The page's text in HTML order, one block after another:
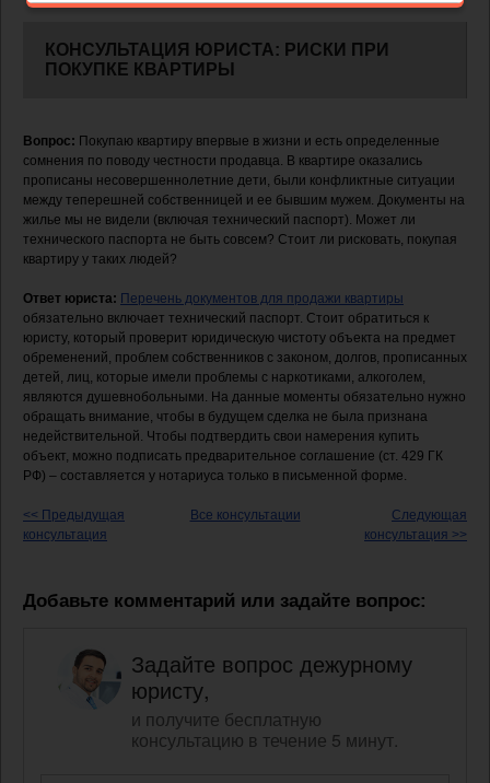
КОНСУЛЬТАЦИЯ ЮРИСТА: РИСКИ ПРИ
ПОКУПКЕ КВАРТИРЫ
Вопрос: Покупаю квартиру впервые в жизни и есть определенные
сомнения по поводу честности продавца. В квартире оказались
прописаны несовершеннолетние дети, были конфликтные ситуации
между теперешней собственницей и ее бывшим мужем. Документы на
жилье мы не видели (включая технический паспорт). Может ли
технического паспорта не быть совсем? Стоит ли рисковать, покупая
квартиру у таких людей?
Ответ юриста: Перечень документов для продажи квартиры
обязательно включает технический паспорт. Стоит обратиться к
юристу, который проверит юридическую чистоту объекта на предмет
обременений, проблем собственников с законом, долгов, прописанных
детей, лиц, которые имели проблемы с наркотиками, алкоголем,
являются душевнобольными. На данные моменты обязательно нужно
обращать внимание, чтобы в будущем сделка не была признана
недействительной. Чтобы подтвердить свои намерения купить
объект, можно подписать предварительное соглашение (ст. 429 ГК
РФ) – составляется у нотариуса только в письменной форме.
<< Предыдущая
консультация
Следующая
консультация >>
Все консультации
Добавьте комментарий или задайте вопрос:
Задайте вопрос дежурному
юристу,
и получите бесплатную
консультацию в течение 5 минут.